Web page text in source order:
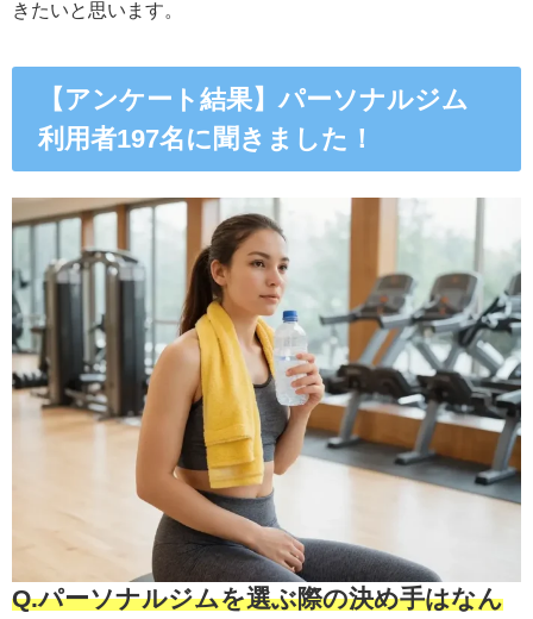
きたいと思います。
【アンケート結果】パーソナルジム
利用者197名に聞きました！
Q.パーソナルジムを選ぶ際の決め手はなん